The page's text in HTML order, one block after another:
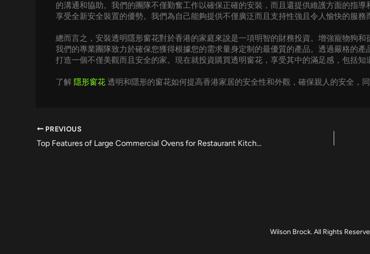
的溝通和協助。我們的團隊不僅勤奮工作以確保正確的安裝，而且還提供維護方面的指
享受全新安全裝置的優勢。我們為自己能夠提供不僅廣泛而且支持性強且令人愉快的服務
總而言之，安裝透明隱形窗花對於香港的家庭來說是一項明智的財務投資。增強寵物狗
我們的專業團隊致力於確保您獲得根據您的需求量身定制的最優質的產品。透過嚴格的
打造一個不僅美觀而且安全的家。現在就投資購買透明窗花，享受其中的滿足感，包括知
了解 隱形窗花 透明和隱形的窗花如何提高香港家居的安全性和外觀，確保親人的安全，
PREVIOUS
Top Features of Large Commercial Ovens for Restaurant Kitchens
Wilson Brock. All Rights